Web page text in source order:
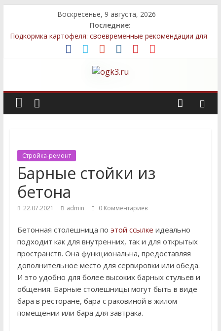
Воскресенье, 9 августа, 2026
Последние:
Подкормка картофеля: своевременные рекомендации для
более богатого урожая
Топ-5 местных семян, которые легко выращивать даже
новичкам
Декоративные элементы: как выбрать и правильно
разместить
Стройка-ремонт
Барные стойки из
бетона
22.07.2021 admin 0 Комментариев
Бетонная столешница по этой ссылке идеально
подходит как для внутренних, так и для открытых
пространств. Она функциональна, предоставляя
дополнительное место для сервировки или обеда.
И это удобно для более высоких барных стульев и
общения. Барные столешницы могут быть в виде
бара в ресторане, бара с раковиной в жилом
помещении или бара для завтрака.